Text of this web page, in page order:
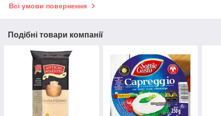
Всі умови повернення
Подібні товари компанії